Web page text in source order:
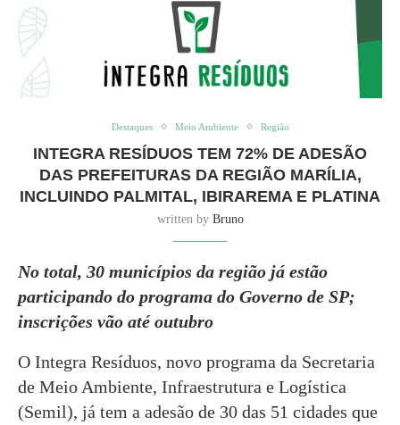
Destaques Meio Ambiente Região
INTEGRA RESÍDUOS TEM 72% DE ADESÃO
DAS PREFEITURAS DA REGIÃO MARÍLIA,
INCLUINDO PALMITAL, IBIRAREMA E PLATINA
written by Bruno
No total, 30 municípios da região já estão
participando do programa do Governo de SP;
inscrições vão até outubro
O Integra Resíduos, novo programa da Secretaria
de Meio Ambiente, Infraestrutura e Logística
(Semil), já tem a adesão de 30 das 51 cidades que